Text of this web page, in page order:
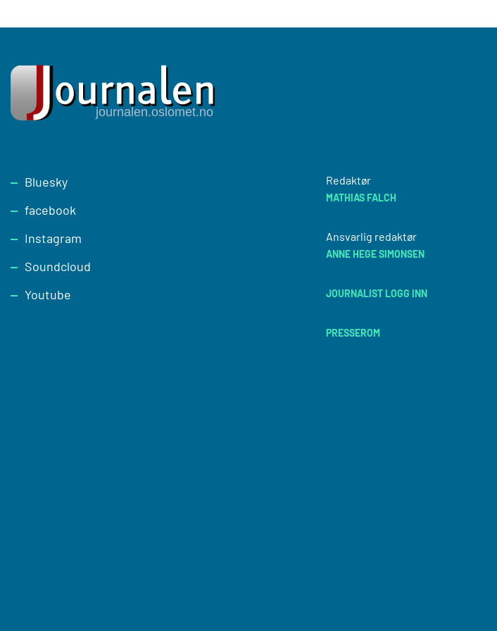
Footer
Bluesky
facebook
Instagram
Soundcloud
Youtube
Redaktør
MATHIAS FALCH
Ansvarlig redaktør
ANNE HEGE SIMONSEN
JOURNALIST LOGG INN
PRESSEROM